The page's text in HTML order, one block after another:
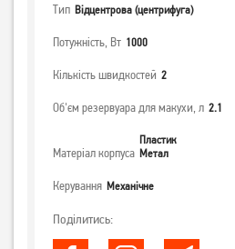
Тип Відцентрова (центрифуга)
Потужність, Вт 1000
Кількість швидкостей 2
Об'єм резервуара для макухи, л 2.1
Матеріал корпуса
Пластик
Метал
Керування Механічне
Поділитись: